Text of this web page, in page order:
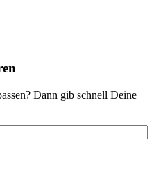
Dann gib schnell Deine